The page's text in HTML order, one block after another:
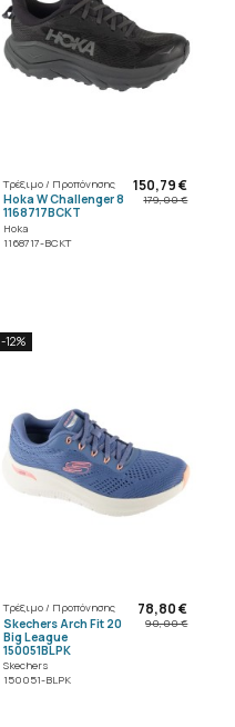
Τρέξιμο / Προπόνησης
Hoka W Challenger 8
1168717BCKT
Hoka
1168717-BCKT
150,79 €
179,00 €
-12%
Τρέξιμο / Προπόνησης
Skechers Arch Fit 20
Big League
150051BLPK
Skechers
150051-BLPK
78,80 €
90,00 €